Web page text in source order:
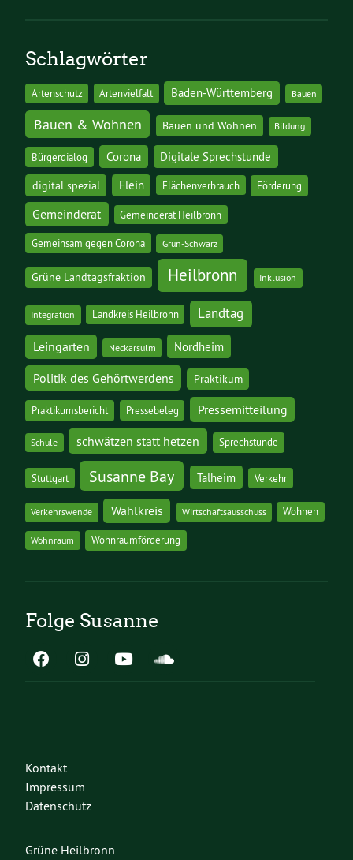
Schlagwörter
Artenschutz Artenvielfalt Baden-Württemberg Bauen
Bauen & Wohnen Bauen und Wohnen Bildung
Bürgerdialog Corona Digitale Sprechstunde
digital spezial Flein Flächenverbrauch Förderung
Gemeinderat Gemeinderat Heilbronn
Gemeinsam gegen Corona Grün-Schwarz
Grüne Landtagsfraktion Heilbronn Inklusion
Integration Landkreis Heilbronn Landtag
Leingarten Neckarsulm Nordheim
Politik des Gehörtwerdens Praktikum
Praktikumsbericht Pressebeleg Pressemitteilung
Schule schwätzen statt hetzen Sprechstunde
Stuttgart Susanne Bay Talheim Verkehr
Verkehrswende Wahlkreis Wirtschaftsausschuss Wohnen
Wohnraum Wohnraumförderung
Folge Susanne
Kontakt
Impressum
Datenschutz
Grüne Heilbronn